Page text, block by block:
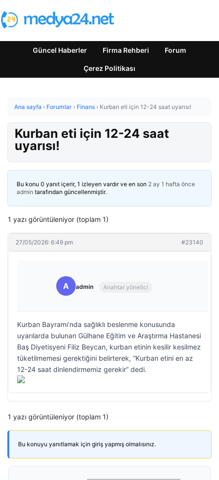
Güncel Haberler Firma Rehberi Forum
Çerez Politikası
Ana sayfa › Forumlar › Finans › Kurban eti için 12-24 saat uyarısı!
Kurban eti için 12-24 saat
uyarısı!
Bu konu 0 yanıt içerir, 1 izleyen vardır ve en son 2 ay 1 hafta önce
admin tarafından güncellenmiştir.
1 yazı görüntüleniyor (toplam 1)
27/05/2026: 6:49 pm #23140
A admin Anahtar yönetici
Kurban Bayramı’nda sağlıklı beslenme konusunda
uyarılarda bulunan Gülhane Eğitim ve Araştırma Hastanesi
Baş Diyetisyeni Filiz Beycan, kurban etinin kesilir kesilmez
tüketilmemesi gerektiğini belirterek, “Kurban etini en az
12-24 saat dinlendirmemiz gerekir” dedi.
1 yazı görüntüleniyor (toplam 1)
Bu konuyu yanıtlamak için giriş yapmış olmalısınız.